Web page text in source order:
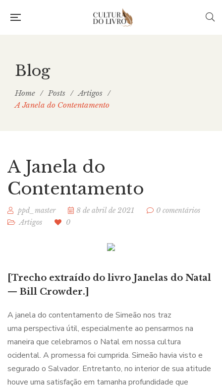
Blog
Home / Posts / Artigos /
A Janela do Contentamento
A Janela do
Contentamento
ppd_master 8 de abril de 2021
0 comentários
Artigos
0
[Trecho extraído do livro Janelas do Natal
— Bill Crowder.]
A janela do contentamento de Simeão nos traz
uma perspectiva útil, especialmente ao pensarmos na
maneira que celebramos o Natal em nossa cultura
ocidental. A promessa foi cumprida. Simeão havia visto e
segurado o Salvador. Entretanto, no interior de sua atitude
houve uma satisfação em tamanha profundidade que